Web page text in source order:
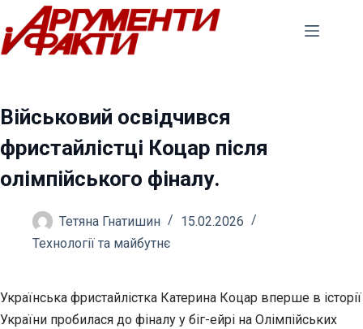
Перейти
до
вмісту
Військовий освідчився
фристайлістці Коцар після
олімпійського фіналу.
Тетяна Гнатишин
15.02.2026
Технології та майбутнє
Українська фристайлістка Катерина Коцар вперше в історії
України пробилася до фіналу у біг-ейрі на Олімпійських